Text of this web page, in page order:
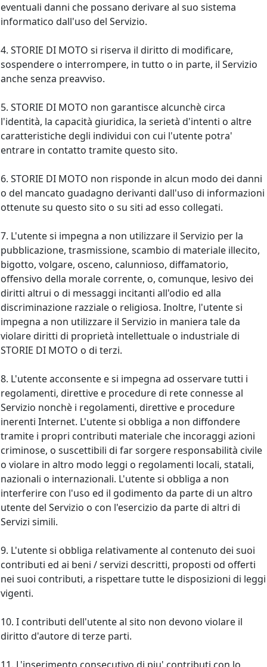
eventuali danni che possano derivare al suo sistema
informatico dall'uso del Servizio.
4. STORIE DI MOTO si riserva il diritto di modificare,
sospendere o interrompere, in tutto o in parte, il Servizio
anche senza preavviso.
5. STORIE DI MOTO non garantisce alcunchè circa
l'identità, la capacità giuridica, la serietà d'intenti o altre
caratteristiche degli individui con cui l'utente potra'
entrare in contatto tramite questo sito.
6. STORIE DI MOTO non risponde in alcun modo dei danni
o del mancato guadagno derivanti dall'uso di informazioni
ottenute su questo sito o su siti ad esso collegati.
7. L'utente si impegna a non utilizzare il Servizio per la
pubblicazione, trasmissione, scambio di materiale illecito,
bigotto, volgare, osceno, calunnioso, diffamatorio,
offensivo della morale corrente, o, comunque, lesivo dei
diritti altrui o di messaggi incitanti all'odio ed alla
discriminazione razziale o religiosa. Inoltre, l'utente si
impegna a non utilizzare il Servizio in maniera tale da
violare diritti di proprietà intellettuale o industriale di
STORIE DI MOTO o di terzi.
8. L'utente acconsente e si impegna ad osservare tutti i
regolamenti, direttive e procedure di rete connesse al
Servizio nonchè i regolamenti, direttive e procedure
inerenti Internet. L'utente si obbliga a non diffondere
tramite i propri contributi materiale che incoraggi azioni
criminose, o suscettibili di far sorgere responsabilità civile
o violare in altro modo leggi o regolamenti locali, statali,
nazionali o internazionali. L'utente si obbliga a non
interferire con l'uso ed il godimento da parte di un altro
utente del Servizio o con l'esercizio da parte di altri di
Servizi simili.
9. L'utente si obbliga relativamente al contenuto dei suoi
contributi ed ai beni / servizi descritti, proposti od offerti
nei suoi contributi, a rispettare tutte le disposizioni di leggi
vigenti.
10. I contributi dell'utente al sito non devono violare il
diritto d'autore di terze parti.